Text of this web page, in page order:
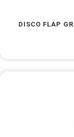
DISCO FLAP